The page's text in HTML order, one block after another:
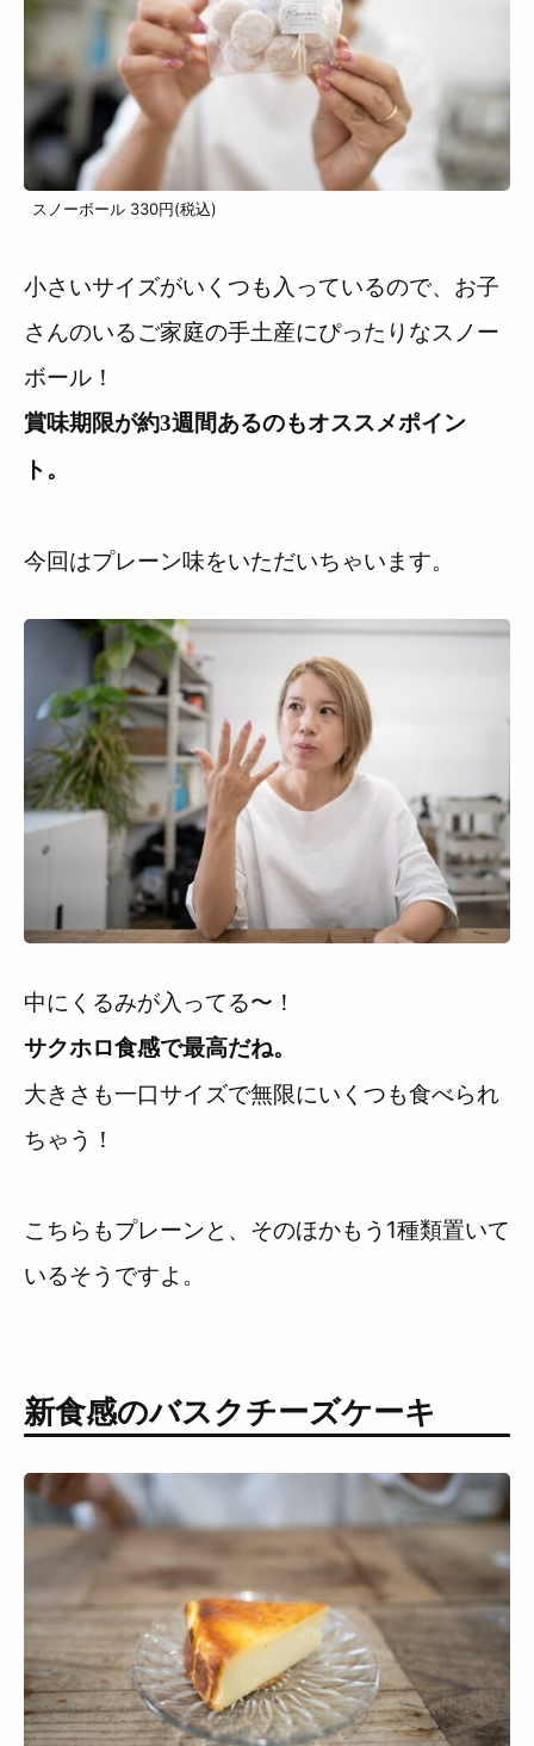
スノーボール 330円(税込)
小さいサイズがいくつも入っているので、お子
さんのいるご家庭の手土産にぴったりなスノー
ボール！
賞味期限が約3週間あるのもオススメポイン
ト。
今回はプレーン味をいただいちゃいます。
中にくるみが入ってる〜！
サクホロ食感で最高だね。
大きさも一口サイズで無限にいくつも食べられ
ちゃう！
こちらもプレーンと、そのほかもう1種類置いて
いるそうですよ。
新食感のバスクチーズケーキ